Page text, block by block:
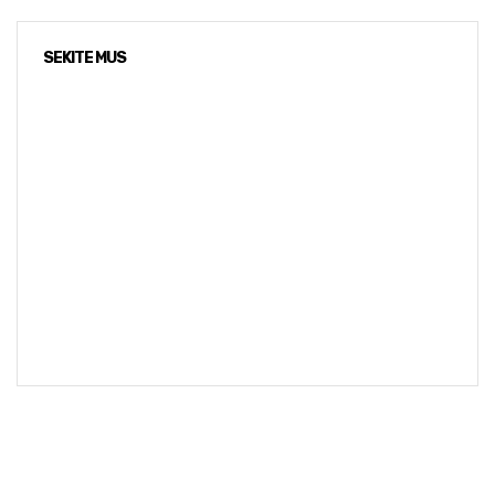
SEKITE MUS